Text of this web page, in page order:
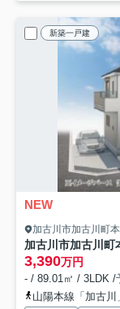
新築一戸建
NEW
加古川市加古川町
加古川市加古川町
3,390万円
- / 89.01㎡ / 3LDK /
山陽本線「加古